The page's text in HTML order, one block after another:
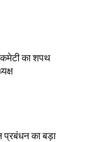
कमेटी का शपथ
प्रबंधन का बड़ा